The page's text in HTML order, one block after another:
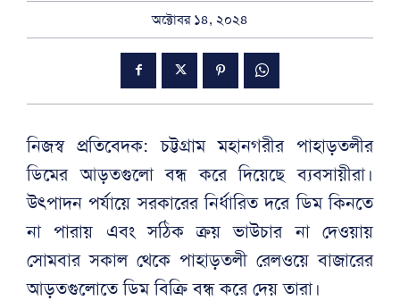
অক্টোবর ১৪, ২০২৪
নিজস্ব প্রতিবেদক: চট্টগ্রাম মহানগরীর পাহাড়তলীর
ডিমের আড়তগুলো বন্ধ করে দিয়েছে ব্যবসায়ীরা।
উৎপাদন পর্যায়ে সরকারের নির্ধারিত দরে ডিম কিনতে
না পারায় এবং সঠিক ক্রয় ভাউচার না দেওয়ায়
সোমবার সকাল থেকে পাহাড়তলী রেলওয়ে বাজারের
আড়তগুলোতে ডিম বিক্রি বন্ধ করে দেয় তারা।